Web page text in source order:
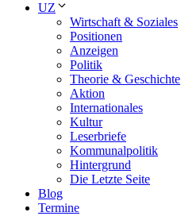
UZ
Wirtschaft & Soziales
Positionen
Anzeigen
Politik
Theorie & Geschichte
Aktion
Internationales
Kultur
Leserbriefe
Kommunalpolitik
Hintergrund
Die Letzte Seite
Blog
Termine